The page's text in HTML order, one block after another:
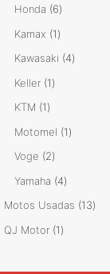
Honda 66
productos
Kamax 11
producto
Kawasaki 44
Keller 11
KTM 11
producto
Motomel 11
Voge 22
productos
Yamaha 44
productos
Motos Usadas 1313
QJ Motor 11